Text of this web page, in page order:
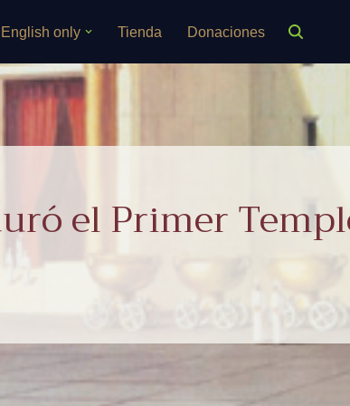
English only Tienda Donaciones
el Primer